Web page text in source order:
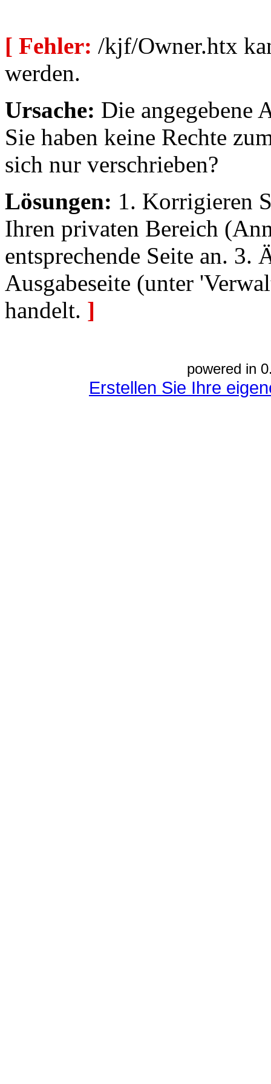
[ Fehler: /kjf/Owner.htx
werden.
Ursache: Die angegebene
Sie haben keine Rechte
sich nur verschrieben?
Lösungen: 1. Korrigieren
Ihren privaten Bereich
entsprechende Seite an. 3.
Ausgabeseite (unter
handelt. ]
powered in
Erstellen Sie Ihre